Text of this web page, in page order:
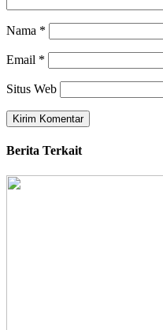
Nama *
Email *
Situs Web
Berita Terkait